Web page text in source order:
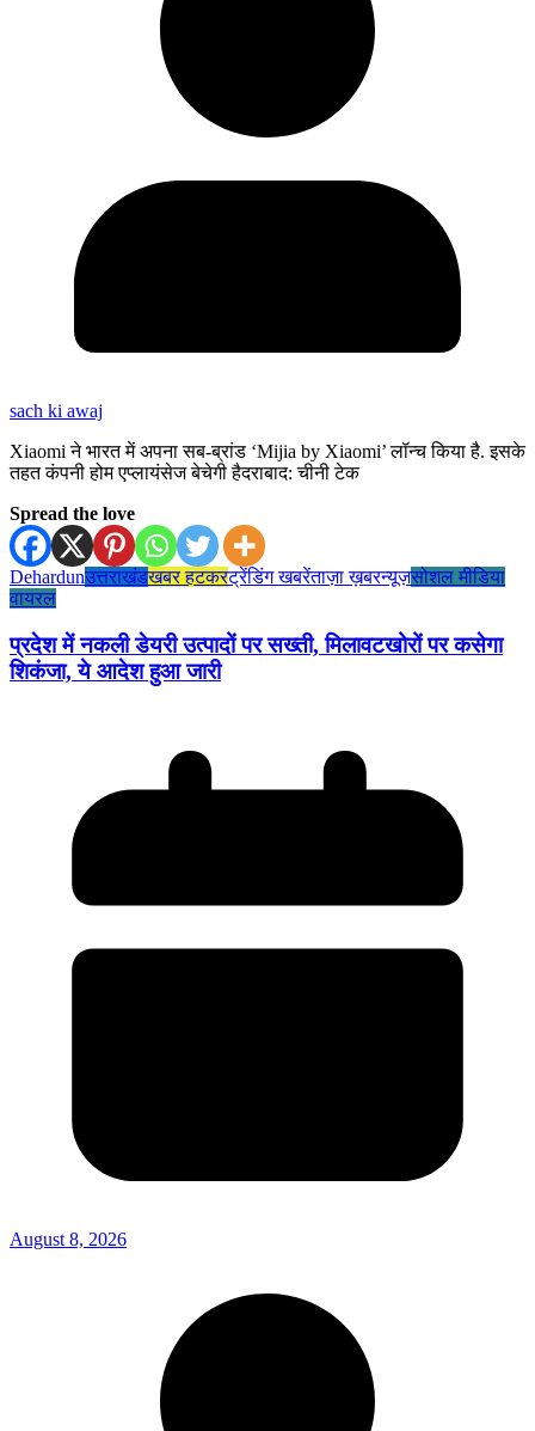
sach ki awaj
Xiaomi ने भारत में अपना सब-ब्रांड ‘Mijia by Xiaomi’ लॉन्च किया है. इसके
तहत कंपनी होम एप्लायंसेज बेचेगी हैदराबाद: चीनी टेक
Spread the love
Dehardunउत्तराखंडखबर हटकरट्रेंडिंग खबरेंताज़ा ख़बरन्यूज़सोशल मीडिया
वायरल
प्रदेश में नकली डेयरी उत्पादों पर सख्ती, मिलावटखोरों पर कसेगा
शिकंजा, ये आदेश हुआ जारी
August 8, 2026